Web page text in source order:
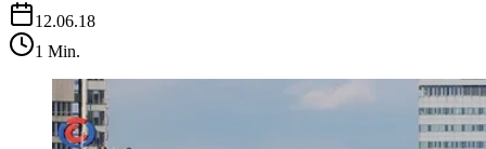
12.06.18
1 Min.